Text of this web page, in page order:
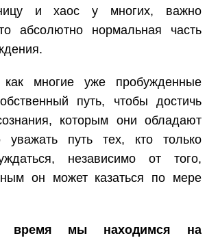
и хаос у многих, важно
абсолютно нормальная часть
многие уже пробужденные
путь, чтобы достичь
которым они обладают
уважать путь тех, кто только
независимо от того,
он может казаться по мере
время мы находимся на